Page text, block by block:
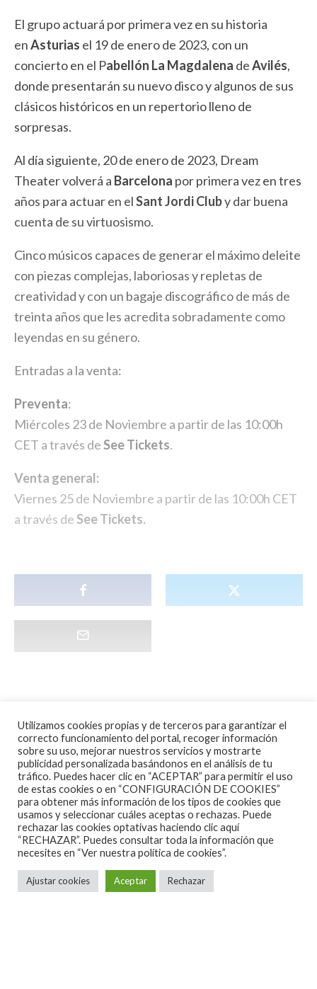
El grupo actuará por primera vez en su historia
enAsturias el 19 de enero de 2023, con un
concierto en el Pabellón La Magdalena deAvilés,
donde presentarán su nuevo disco y algunos de sus
clásicos históricos en un repertorio lleno de
sorpresas.
Al día siguiente, 20 de enero de 2023, Dream
Theater volverá a Barcelona por primera vez en tres
años para actuar en elSant Jordi Cluby dar buena
cuenta de su virtuosismo.
Cinco músicos capaces de generar el máximo deleite
con piezas complejas, laboriosas y repletas de
creatividad y con un bagaje discográfico de más de
treinta años que les acredita sobradamente como
leyendas en su género.
Entradas a la venta:
Preventa:
Miércoles 23 de Noviembre a partir de las 10:00h
CET a través deSee Tickets.
Venta general:
Viernes 25 de Noviembre a partir de las 10:00h CET
a través de See Tickets.
Utilizamos cookies propias y de terceros para garantizar el
correcto funcionamiento del portal, recoger información
sobre su uso, mejorar nuestros servicios y mostrarte
publicidad personalizada basándonos en el análisis de tu
tráfico. Puedes hacer clic en “ACEPTAR” para permitir el uso
de estas cookies o en “CONFIGURACIÓN DE COOKIES”
para obtener más información de los tipos de cookies que
usamos y seleccionar cuáles aceptas o rechazas. Puede
rechazar las cookies optativas haciendo clic aquí
“RECHAZAR”. Puedes consultar toda la información que
necesites en “Ver nuestra política de cookies”.
Ajustar cookies Aceptar Rechazar